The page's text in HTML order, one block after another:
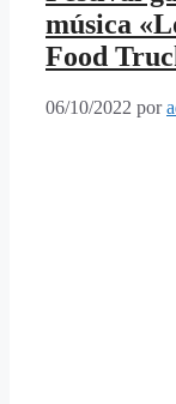
música
Food
06/10/2022 por